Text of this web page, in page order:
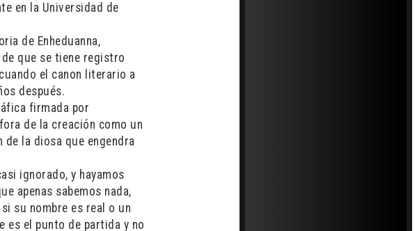
en la Universidad de
de Enheduanna,
que se tiene registro
el canon literario a
después.
firmada por
de la creación como un
de la diosa que engendra
ignorado, y hayamos
apenas sabemos nada,
su nombre es real o un
es el punto de partida y no